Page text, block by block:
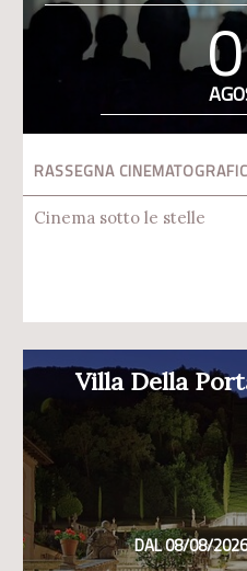
RASSEGNA
Cinema sotto le stelle
Villa Della
DAL 08/08/